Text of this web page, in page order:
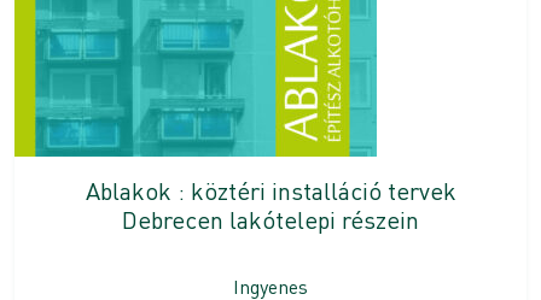
Ablakok : köztéri installáció tervek
Debrecen lakótelepi részein
Ingyenes